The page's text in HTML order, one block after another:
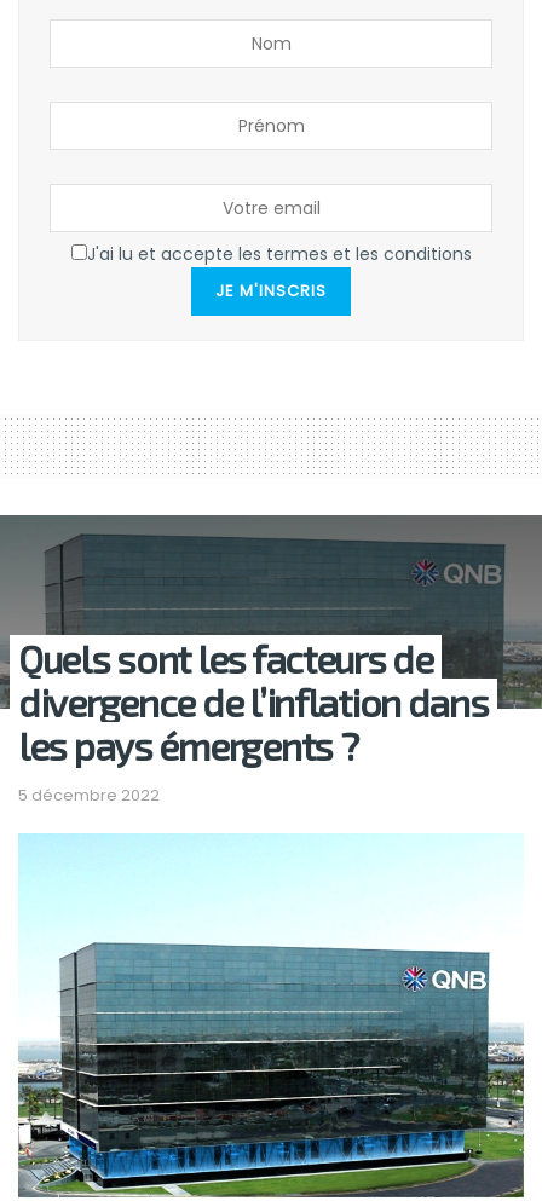
J'ai lu et accepte les termes et les conditions
JE M'INSCRIS
Quels sont les facteurs de
divergence de l’inflation dans
les pays émergents ?
5 décembre 2022